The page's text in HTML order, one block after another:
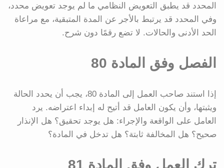
المحدد قد يطبق التعويض النظامي ما لم يوجد تعويض محدد،
وفي المحدد قد يرتبط بالأجر عن المدة المتبقية، مع مراعاة
الحد الأدنى والحالات. لا تضع رقمًا دون شرح.
الفصل وفق المادة 80
إذا استند صاحب العمل إلى المادة 80، يجب أن يحدد الحالة
ويثبتها، وأن يكون العامل قد أتيح له إبداء اعتراضه. يرد
العامل على الواقعة والإجراء: هل يوجد تحقيق؟ هل الإنذار
صحيح؟ هل المخالفة ثابتة؟ هل تدخل في المادة؟
ترك العمل وفق المادة 81